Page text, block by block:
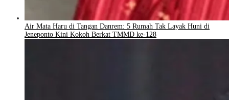
Air Mata Haru di Tangan Danrem: 5 Rumah Tak Layak Huni di
Jeneponto Kini Kokoh Berkat TMMD ke-128